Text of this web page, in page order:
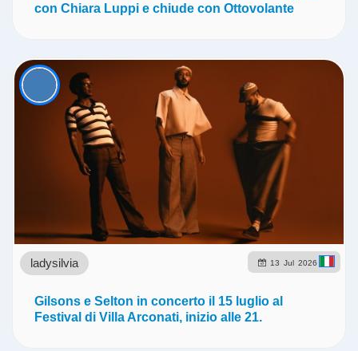
con Chiara Luppi e chiude con Ottovolante
13 Jul 2026
ladysilvia
Gilsons e Selton in concerto il 15 luglio al
Festival di Villa Arconati, inizio alle 21.